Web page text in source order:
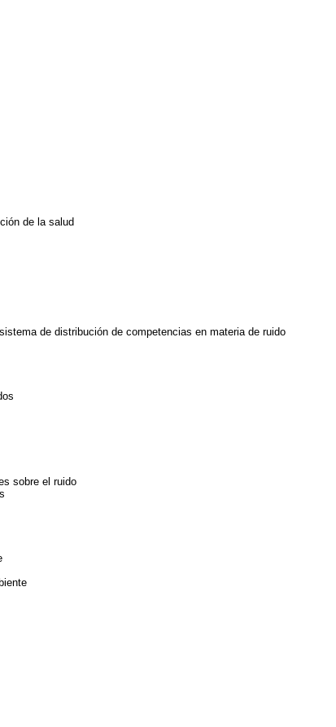
de la salud
de distribución de competencias en materia de ruido
sobre el ruido